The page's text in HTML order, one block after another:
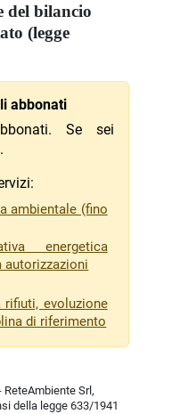
del bilancio
(legge
abbonati
Se sei
ambientale (fino
energetica
autorizzazioni
evoluzione
di riferimento
Srl,
della legge 633/1941